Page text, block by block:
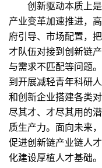
创新驱动本质上是
产业变革加速推进，
府引导、市场配置，
才队伍对接到创新链
与需求不匹配等问题
到开展减轻青年科研
和创新企业搭建各类
尽其才、才尽其用的
质生产力。面向未来
促进创新链产业链人
化建设厚植人才基础。